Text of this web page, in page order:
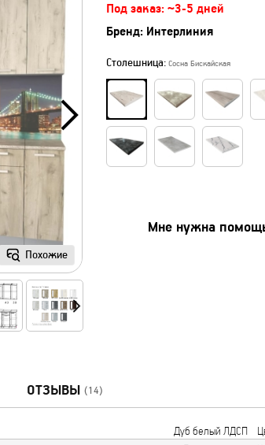
Похожие
Под заказ: ~3-5 дней
Бренд: Интерлиния
Столешница: Сосна Бискайская
Мне нужна
ОТЗЫВЫ (14)
Дуб белый ЛДСП